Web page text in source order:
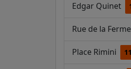
Edgar Quinet
Rue de la Ferme
Place Rimini